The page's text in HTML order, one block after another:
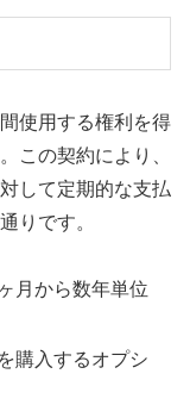
使用する権利を得
この契約により、
して定期的な支払
りです。
月から数年単位
購入するオプシ